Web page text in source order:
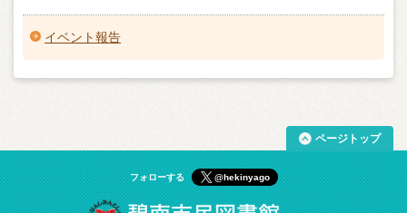
イベント報告
ページトップ
フォローする @hekinyago